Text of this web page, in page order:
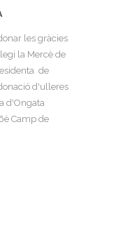
les gràcies
la Mercè de
de
d'ulleres
d'Ongata
Camp de